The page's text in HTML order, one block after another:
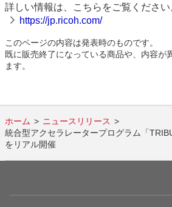
詳しい情報は、こちらをご覧ください
https://jp.ricoh.com/
このページの内容は発表時のものです。
既に販売終了になっている商品や、内容が
ます。
ホーム
ニュースリリース
統合型アクセラレータープログラム「
をリアル開催